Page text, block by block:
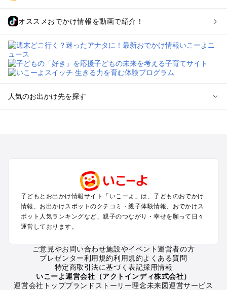
オススメおでかけ情報を動画で紹介！
人気のお出かけ先を探す
関西のプールおでかけ
中国･四国のプールおでかけ
九州･沖縄のプールおでかけ
定番お出かけスポット
牧場
子どもとお出かけ情報サイト「いこーよ」は、子どものおでかけ
情報、お出かけスポットのクチコミ・親子体験情報、おでかけス
ポット人気ランキングなど、親子のつながり・幸せを願って日々
運営しております。
ご意見やお問い合わせ施設やイベント運営者の方
プレゼンター利用規約利用規約よくある質問
特定商取引法に基づく表記採用情報
いこーよ運営会社（アクトインディ株式会社）
運営会社トップブランドストーリー理念未来図運営サービス